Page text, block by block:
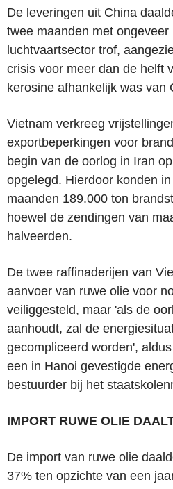
De leveringen uit China
twee maanden met
luchtvaartsector trof,
crisis voor meer dan de helft
kerosine afhankelijk was van
Vietnam verkreeg
exportbeperkingen voor
begin van de oorlog in Iran
opgelegd. Hierdoor konden
maanden 189.000 ton
hoewel de zendingen van
halveerden.
De twee raffinaderijen van
aanvoer van ruwe olie voor
veiliggesteld, maar 'als de
aanhoudt, zal de
gecompliceerd worden',
een in Hanoi gevestigde
bestuurder bij het
IMPORT RUWE OLIE
De import van ruwe olie
37% ten opzichte van een